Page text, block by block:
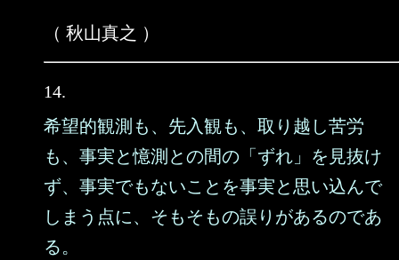
（ 秋山真之 ）
14.
希望的観測も、先入観も、取り越し苦労
も、事実と憶測との間の「ずれ」を見抜け
ず、事実でもないことを事実と思い込んで
しまう点に、そもそもの誤りがあるのであ
る。